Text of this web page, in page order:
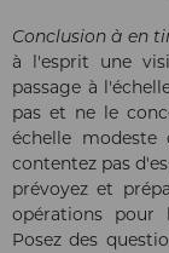
Conclusion à en
à l'esprit une
passage à
pas et ne le
échelle modeste
contentez pas
prévoyez et
opérations pour
Posez des